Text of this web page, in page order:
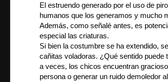
El estruendo generado por el uso de
humanos que los generamos y mucho
Además, como señalé antes, es
especial las criaturas.
Si bien la costumbre se ha extendido,
cañitas voladoras. ¿Qué sentido
a veces, los chicos encuentran
persona o generar un ruido demoledor